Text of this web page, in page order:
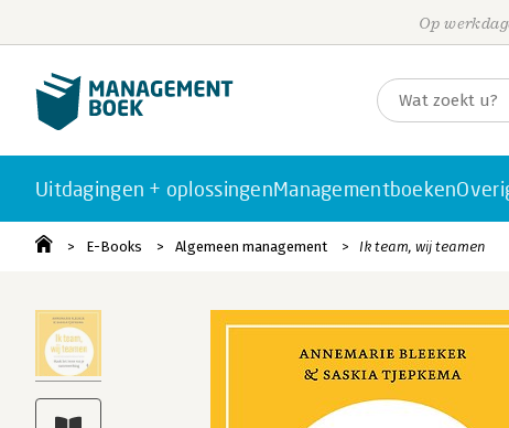
Op
Uitdagingen + oplossingenManagementboeken
E-Books Algemeen management Ik team, wij teamen